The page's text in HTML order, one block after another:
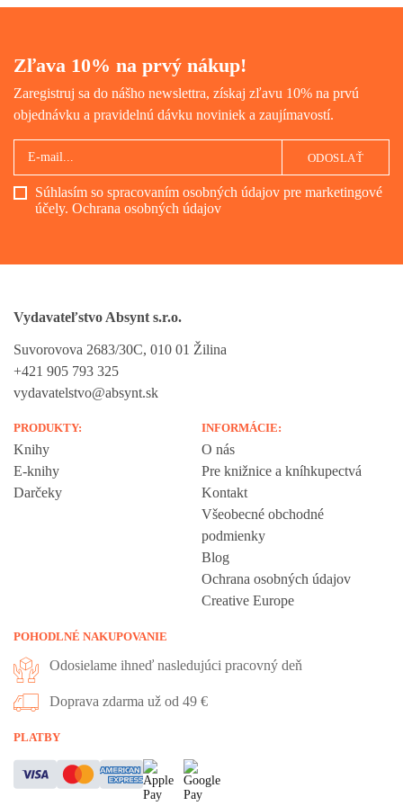
Zľava 10% na prvý nákup!
Zaregistruj sa do nášho newslettra, získaj zľavu 10% na prvú
objednávku a pravidelnú dávku noviniek a zaujímavostí.
Súhlasím so spracovaním osobných údajov pre marketingové
účely. Ochrana osobných údajov
ODOSLAŤ
Vydavateľstvo Absynt s.r.o.
Suvorovova 2683/30C, 010 01 Žilina
+421 905 793 325
vydavatelstvo@absynt.sk
PRODUKTY:
Knihy
E-knihy
Darčeky
INFORMÁCIE:
O nás
Pre knižnice a kníhkupectvá
Kontakt
Všeobecné obchodné
podmienky
Blog
Ochrana osobných údajov
Creative Europe
POHODLNÉ NAKUPOVANIE
Odosielame ihneď nasledujúci pracovný deň
Doprava zdarma už od 49 €
PLATBY
Vážime si vaše súkromie
Táto stránka používa cookies, aby vám ponúkla skvelý zážitok z
prehliadania. Všetky dôležité informácie nájdete na stránke Cookies.